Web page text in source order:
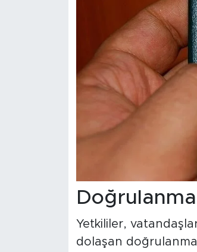
Yetkililer,
dolaşan